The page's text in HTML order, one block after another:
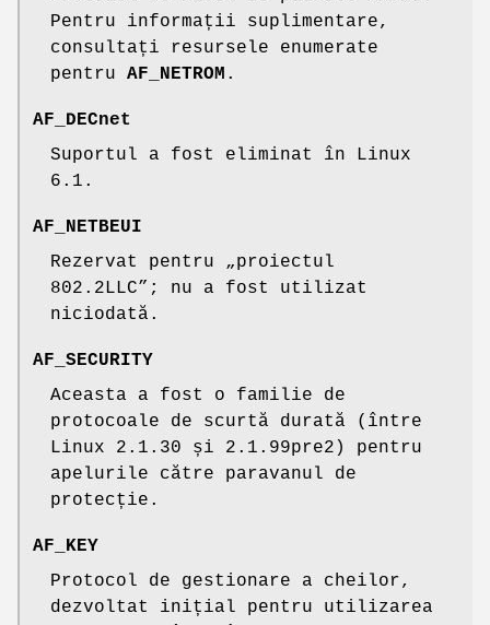
Pentru informații suplimentare,
consultați resursele enumerate
pentru AF_NETROM .
AF_DECnet
Suportul a fost eliminat în Linux
6.1.
AF_NETBEUI
Rezervat pentru „proiectul
802.2LLC”; nu a fost utilizat
niciodată.
AF_SECURITY
Aceasta a fost o familie de
protocoale de scurtă durată (între
Linux 2.1.30 și 2.1.99pre2) pentru
apelurile către paravanul de
protecție.
AF_KEY
Protocol de gestionare a cheilor,
dezvoltat inițial pentru utilizarea